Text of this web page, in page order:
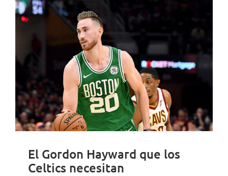
El Gordon Hayward que los
Celtics necesitan